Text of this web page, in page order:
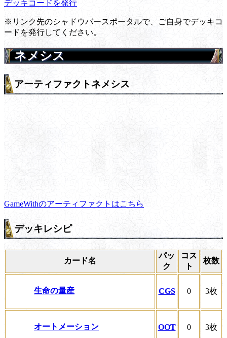
デッキコードを発行
※リンク先のシャドウバースポータルで、ご自身でデッキコ
ードを発行してください。
ネメシス
アーティファクトネメシス
GameWithのアーティファクトはこちら
デッキレシピ
カード名
パッ
ク
コス
ト
枚数
生命の量産 CGS 0 3枚
オートメーション OOT 0 3枚